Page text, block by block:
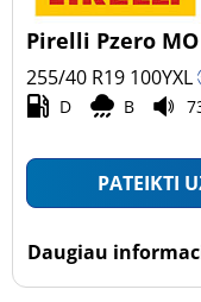
Pirelli Pzero MO
255/40 R19 100YXL
D B
PATEIKTI
Daugiau